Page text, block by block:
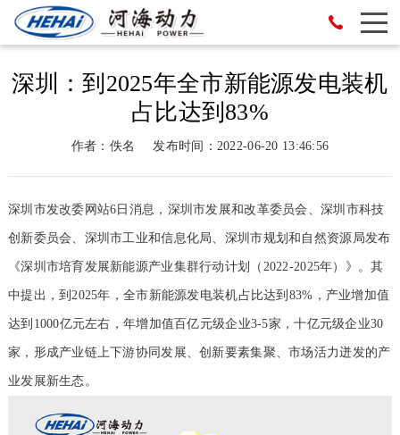
深圳：到2025年全市新能源发电装机
占比达到83%
作者：佚名 发布时间：2022-06-20 13:46:56
深圳市发改委网站6日消息，深圳市发展和改革委员会、深圳市科技
创新委员会、深圳市工业和信息化局、深圳市规划和自然资源局发布
《深圳市培育发展新能源产业集群行动计划（2022-2025年）》。其
中提出，到2025年，全市新能源发电装机占比达到83%，产业增加值
达到1000亿元左右，年增加值百亿元级企业3-5家，十亿元级企业30
家，形成产业链上下游协同发展、创新要素集聚、市场活力迸发的产
业发展新生态。